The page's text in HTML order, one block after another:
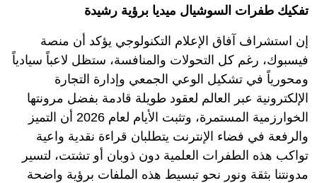
تفكيك طفرات السوشيال ميديا برؤية رشيدة
إن استشراف آفاق الإعلام التكنولوجي يؤكد أن منصة
فيسبوك، رغم كل التحولات والمنافسة، ستظل لاعباً سيادياً
ومحورياً في تشكيل الوعي الجمعي وإدارة التجارة
الإلكترونية عبر العالم لعقود طويلة قادمة بفضل مرونتها
الخوارزمية المستمرة، وتثبت الأيام لعام 2026 أن التميز
والرفعة في فضاء الإنترنت يتطلبان قراءة نقدية واعية
تواكب هذه الطفرات العلمية دون ذوبان أو تشتت، لتسير
مدونتنا بثقة ونور نحو تبسيط هذه الملفات برؤية واضحة